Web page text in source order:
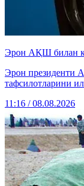
Эрон АҚШ билан
Эрон президенти
тафсилотларини
11:16 / 08.08.2026